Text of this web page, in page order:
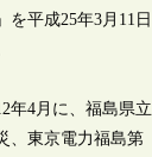
を平成25年3月11日
年4月に、福島県立
、東京電力福島第